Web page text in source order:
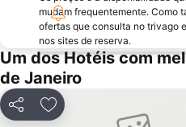
Ilha de Paquetá
Rio Centro
Urca
Corcovado - Cristo Redentor
Centro Olímpico de Tênis
mudam frequentemente. Como
ofertas que consulta no trivago
nos sites de reserva.
Um dos Hotéis com
de Janeiro
PartilharAdicionar aos favoritos